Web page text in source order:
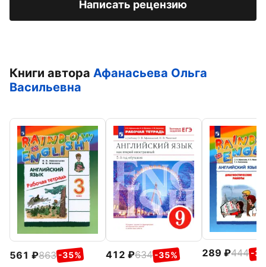
Написать рецензию
Книги автора Афанасьева Ольга
Васильевна
561 863 -35% 412 634 -35% 289 444 -